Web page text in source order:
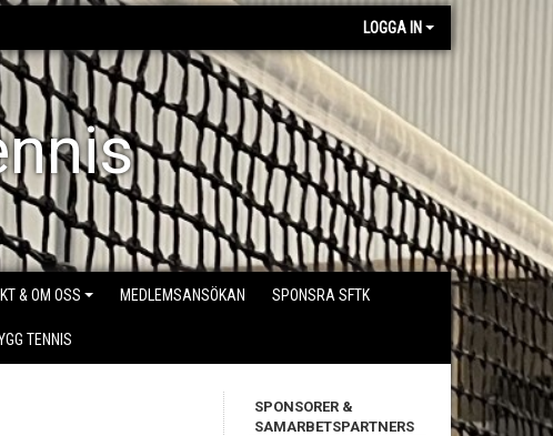
LOGGA IN
& OM OSS MEDLEMSANSÖKAN SPONSRA SFTK
TENNIS
SPONSORER &
SAMARBETSPARTNERS